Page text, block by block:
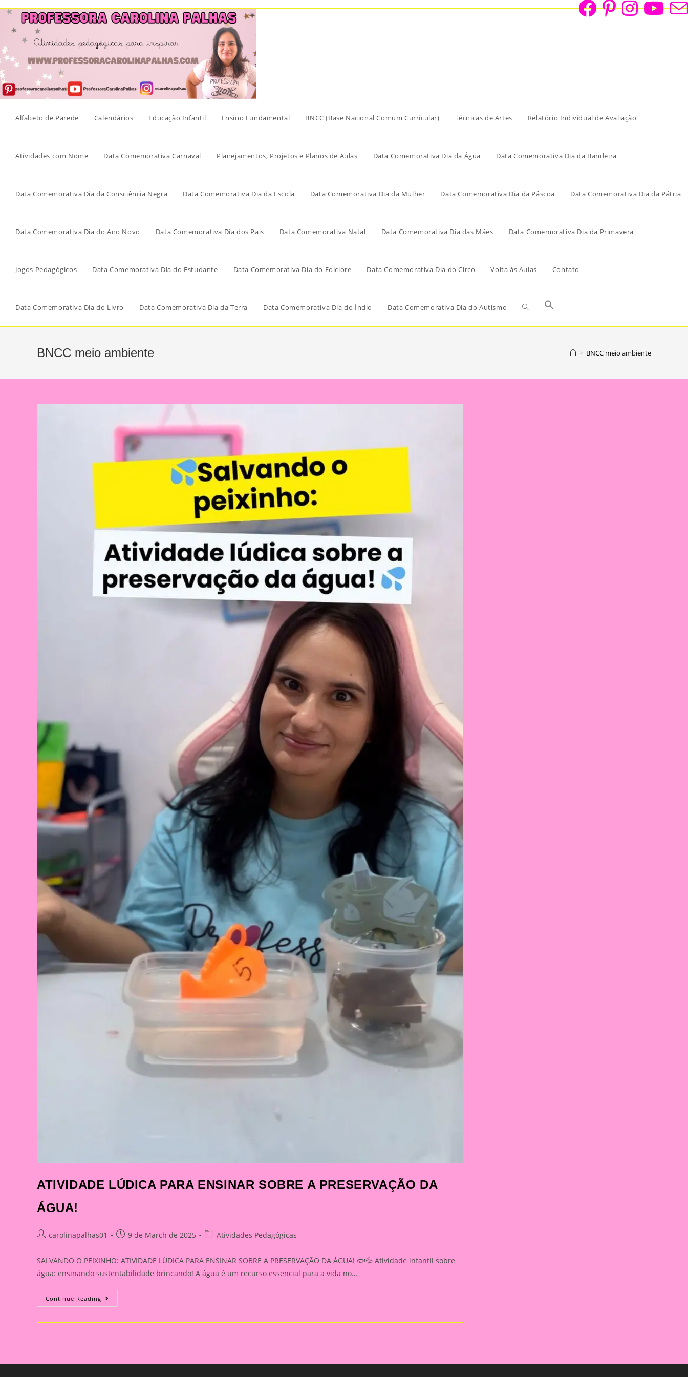
Skip
content
Alfabeto de Parede Calendários Educação Infantil Ensino Fundamental BNCC (Base Nacional Comum Curricular) Técnicas de Artes Relatório Individual de Avaliação
Atividades com Nome Data Comemorativa Carnaval Planejamentos, Projetos e Planos de Aulas Data Comemorativa Dia da Água Data Comemorativa Dia da Bandeira
Data Comemorativa Dia da Consciência Negra Data Comemorativa Dia da Escola Data Comemorativa Dia da Mulher Data Comemorativa Dia da Páscoa Data Comemorativa Dia da Pátria
Data Comemorativa Dia do Ano Novo Data Comemorativa Dia dos Pais Data Comemorativa Natal Data Comemorativa Dia das Mães Data Comemorativa Dia da Primavera
Jogos Pedagógicos Data Comemorativa Dia do Estudante Data Comemorativa Dia do Folclore Data Comemorativa Dia do Circo Volta às Aulas Contato
Data Comemorativa Dia do Livro Data Comemorativa Dia da Terra Data Comemorativa Dia do Índio Data Comemorativa Dia do Autismo
BNCC meio ambiente > BNCC meio ambiente
ATIVIDADE LÚDICA PARA ENSINAR SOBRE A PRESERVAÇÃO DA
ÁGUA!
Postcarolinapalhas01
Post9 de March de 2025
PostAtividades Pedagógicas
SALVANDO O PEIXINHO: ATIVIDADE LÚDICA PARA ENSINAR SOBRE A PRESERVAÇÃO DA ÁGUA! 🐟💦 Atividade infantil sobre
água: ensinando sustentabilidade brincando! A água é um recurso essencial para a vida no…
Continue Reading ATIVIDADE
LÚDICA
ENSINAR